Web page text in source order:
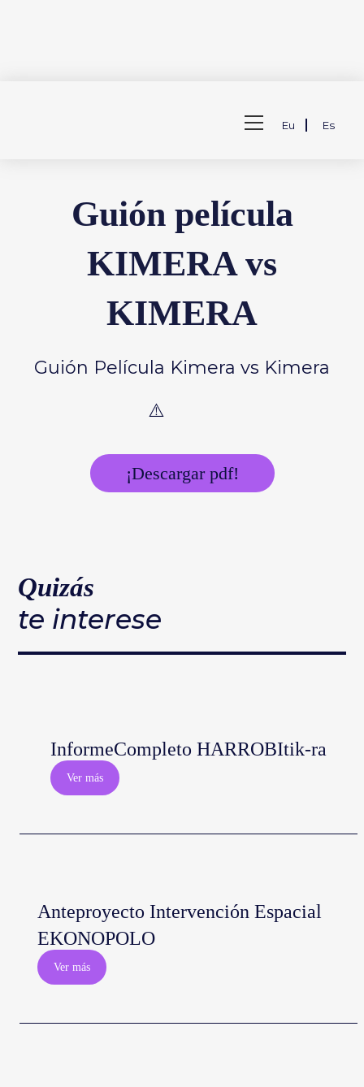
Ver
menú
Eu Es
Guión película
KIMERA vs
KIMERA
Guión Película Kimera vs Kimera
¡Descargar pdf!
Quizás
te interese
InformeCompleto HARROBItik-ra
Ver más
Anteproyecto Intervención Espacial
EKONOPOLO
Ver más